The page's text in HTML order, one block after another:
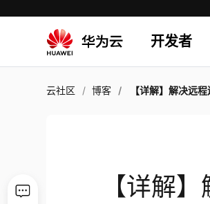
开发者
云社区 博客 【详解】解决远程连接
【详解